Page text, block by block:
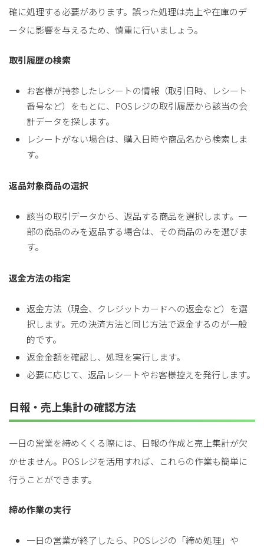
確に処理する必要があります。誤った処理は売上や在庫のデ
ータに影響を与えるため、慎重に行いましょう。
取引履歴の検索
お客様が持参したレシートの情報（取引日時、レシート
番号など）をもとに、POSレジの取引履歴から該当の会
計データを探します。
レシートがない場合は、購入日時や商品名から検索しま
す。
返品対象商品の選択
該当の取引データから、返品する商品を選択します。一
部の商品のみを返品する場合は、その商品のみを選びま
す。
返金方法の指定
返金方法（現金、クレジットカードへの返金など）を選
択します。元の決済方法と同じ方法で返金するのが一般
的です。
返金金額を確認し、処理を実行します。
必要に応じて、返品レシートやお客様控えを発行します。
日報・売上集計の確認方法
一日の営業を締めくくる際には、日報の作成と売上集計が欠
かせません。POSレジを活用すれば、これらの作業も簡単に
行うことができます。
締め作業の実行
一日の営業が終了したら、POSレジの「締め処理」や